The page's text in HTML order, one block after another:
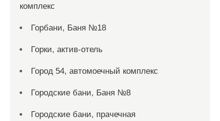
комплекс
Горбани, Баня №18
Горки, актив-отель
Город 54, автомоечный комплекс
Городские бани, Баня №8
Городские бани, прачечная